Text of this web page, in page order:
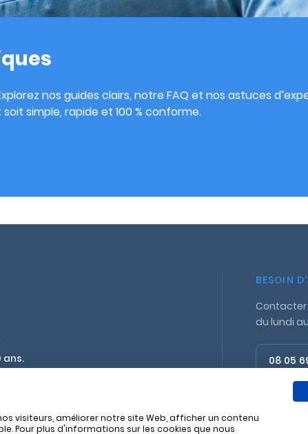
nos guides clairs, notre FAQ et nos astuces
simple, rapide et 100 % conforme.
ans.
BESOIN
Contacter
du lundi
08 05
visiteurs, améliorer notre site Web, afficher un contenu
Pour plus d'informations sur les cookies que nous